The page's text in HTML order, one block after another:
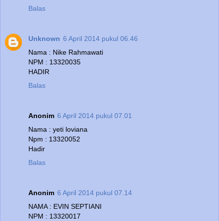
Balas
Unknown 6 April 2014 pukul 06.46
Nama : Nike Rahmawati
NPM : 13320035
HADIR
Balas
Anonim 6 April 2014 pukul 07.01
Nama : yeti loviana
Npm : 13320052
Hadir
Balas
Anonim 6 April 2014 pukul 07.14
NAMA : EVIN SEPTIANI
NPM : 13320017